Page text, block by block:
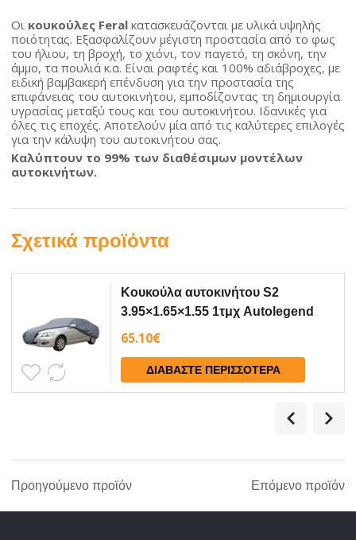
Οι κουκούλες Feral κατασκευάζονται με υλικά υψηλής
ποιότητας. Εξασφαλίζουν μέγιστη προστασία από το φως
του ήλιου, τη βροχή, το χιόνι, τον παγετό, τη σκόνη, την
άμμο, τα πουλιά κ.α. Είναι ραφτές και 100% αδιάβροχες, με
ειδική βαμβακερή επένδυση για την προστασία της
επιφάνειας του αυτοκινήτου, εμποδίζοντας τη δημιουργία
υγρασίας μεταξύ τους και του αυτοκινήτου. Ιδανικές για
όλες τις εποχές. Αποτελούν μία από τις καλύτερες επιλογές
για την κάλυψη του αυτοκινήτου σας.
Καλύπτουν το 99% των διαθέσιμων μοντέλων
αυτοκινήτων.
Σχετικά προϊόντα
Κουκούλα αυτοκινήτου S2
3.95×1.65×1.55 1τμχ Autolegend
65.10€
ΔΙΑΒΆΣΤΕ ΠΕΡΙΣΣΌΤΕΡΑ
Προηγούμενο προϊόν Επόμενο προϊόν